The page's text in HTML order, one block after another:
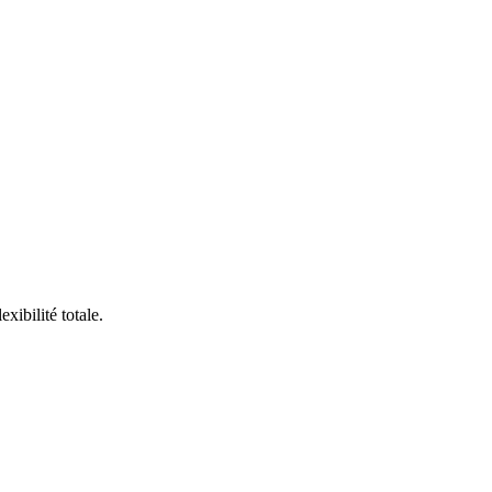
totale.